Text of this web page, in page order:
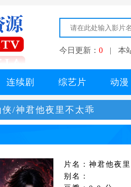
今日更新： 0 | 本
连续剧 综艺片 动漫
侠/神君他夜里不太乖
片名：神君他夜
别名：